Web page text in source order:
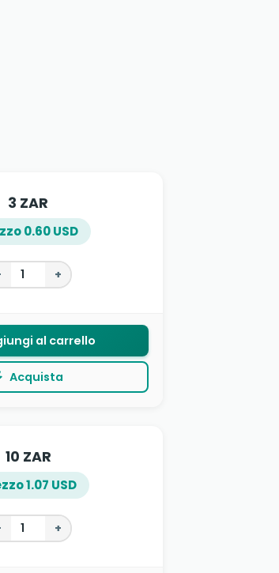
3 ZAR
0.60 USD
+
al carrello
Acquista
10 ZAR
1.07 USD
+